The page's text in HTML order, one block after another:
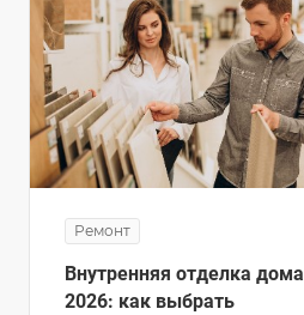
Ремонт
Внутренняя отделка дома
2026: как выбрать